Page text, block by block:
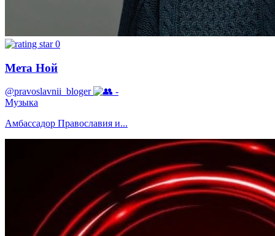
0
Мета Ной
@pravoslavnii_bloger
-
Музыка
Амбассадор Православия и...